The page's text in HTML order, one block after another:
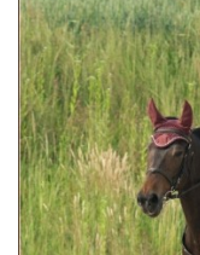
DĚKUJEME ZA
JARNÍ BRIGÁDA 20.4
JARNÍ BRIGÁDA SE